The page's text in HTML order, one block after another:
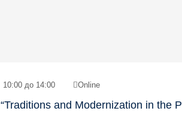
10:00 до 14:00 Online
“Traditions and Modernization in the